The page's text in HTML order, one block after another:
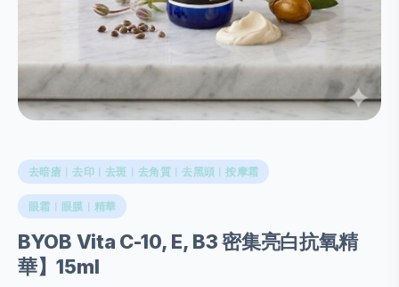
去暗瘡︱去印︱去斑︱去角質︱去黑頭︱按摩霜
眼霜︱眼膜︱精華
BYOB Vita C-10, E, B3 密集亮白抗氧精
華】15ml